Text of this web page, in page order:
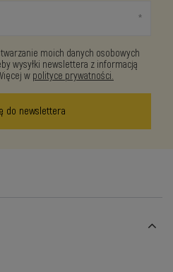
moich danych osobowych
wysyłki newslettera z informacją
w polityce prywatności.
do newslettera